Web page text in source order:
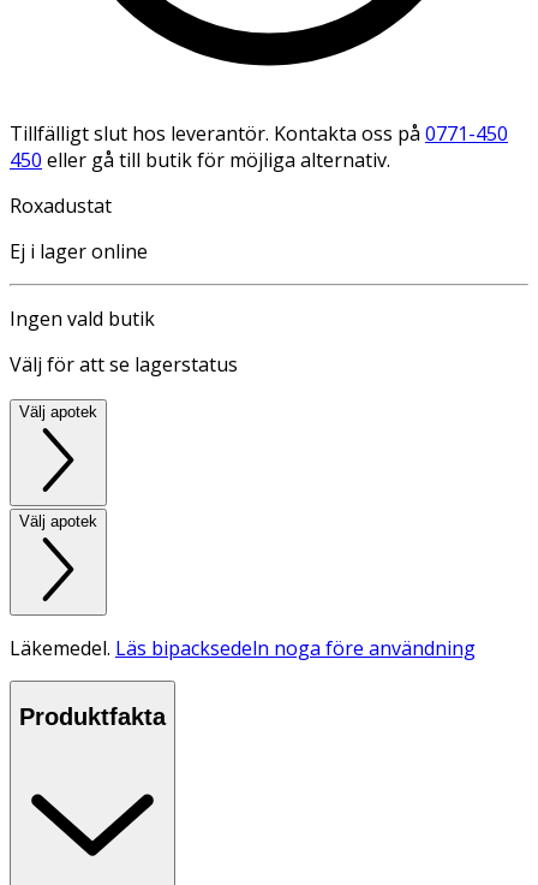
Tillfälligt slut hos leverantör. Kontakta oss på 0771-450
450 eller gå till butik för möjliga alternativ.
Roxadustat
Ej i lager online
Ingen vald butik
Välj för att se lagerstatus
Välj apotek
Välj apotek
Läkemedel. Läs bipacksedeln noga före användning
Produktfakta